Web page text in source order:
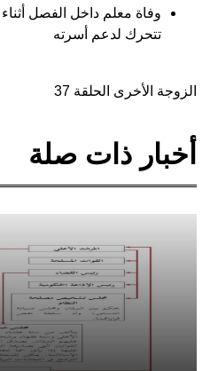
وفاة معلم داخل الفصل
تتحرك لدعم أسرته
الزوجة الأخرى الحلقة 37
أخبار ذات صلة